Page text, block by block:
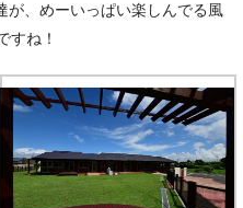
が、めーいっぱい楽しんでる風
すね！